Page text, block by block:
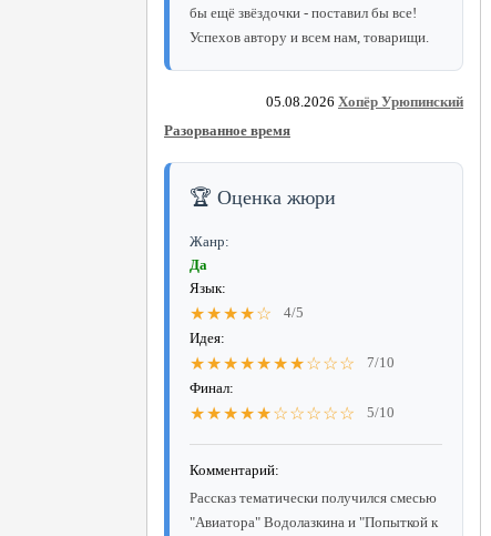
бы ещё звёздочки - поставил бы все!
Успехов автору и всем нам, товарищи.
05.08.2026 Хопёр Урюпинский
Разорванное время
🏆 Оценка жюри
Жанр:
Да
Язык:
★★★★☆
4/5
Идея:
★★★★★★★☆☆☆
7/10
Финал:
★★★★★☆☆☆☆☆ 5/10
Комментарий:
Рассказ тематически получился смесью
"Авиатора" Водолазкина и "Попыткой к